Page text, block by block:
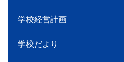
学校経営計画
学校だより